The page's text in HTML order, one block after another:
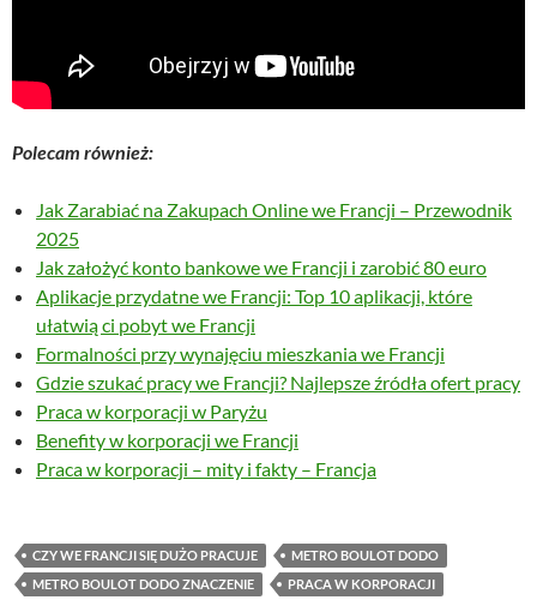
Polecam również:
Jak Zarabiać na Zakupach Online we Francji – Przewodnik
2025
Jak założyć konto bankowe we Francji i zarobić 80 euro
Aplikacje przydatne we Francji: Top 10 aplikacji, które
ułatwią ci pobyt we Francji
Formalności przy wynajęciu mieszkania we Francji
Gdzie szukać pracy we Francji? Najlepsze źródła ofert pracy
Praca w korporacji w Paryżu
Benefity w korporacji we Francji
Praca w korporacji – mity i fakty – Francja
CZY WE FRANCJI SIĘ DUŻO PRACUJE
METRO BOULOT DODO
METRO BOULOT DODO ZNACZENIE
PRACA W KORPORACJI